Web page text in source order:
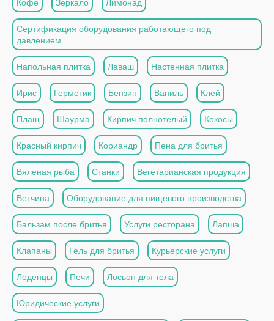
Сертификация оборудования работающего под
давлением
Напольная плитка Лаваш Настенная плитка
Ирис Герметик Бензин Ваниль Клей
Плащ Шаурма Кирпич полнотелый Кокосы
Красный кирпич Кориандр Пена для бритья
Вяленая рыба Станки Вегетарианская продукция
Ветчина Оборудование для пищевого производства
Бальзам после бритья Услуги ресторана Лапша
Клапаны Гель для бритья Курьерские услуги
Леденцы Печи Лосьон для тела
Юридические услуги